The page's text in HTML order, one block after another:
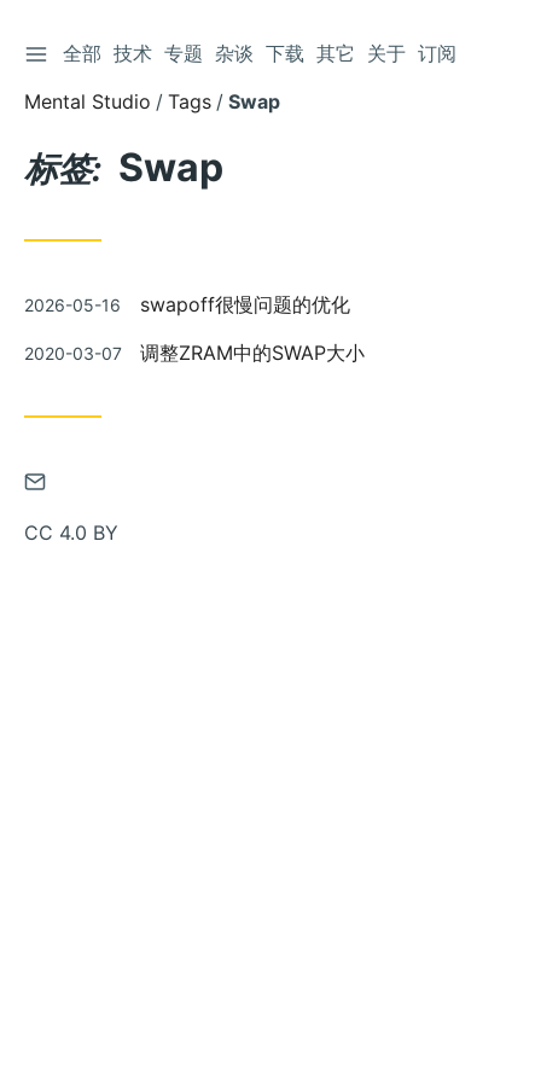
跳
到
章
切换侧边栏
全部 技术 专题 杂谈 下载 其它 关于 订阅
Mental Studio
Tags Swap
标签: Swap
发
2026-05-16 swapoff很慢问题的优化
发
2020-03-07 调整ZRAM中的SWAP大小
通
邮
CC 4.0 BY